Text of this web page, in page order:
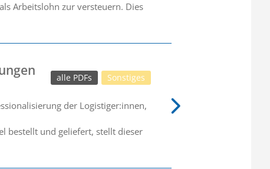
Arbeitslohn zur versteuern. Dies
Sonstiges
alle PDFs
der Logistiger:innen,
bestellt und geliefert, stellt dieser